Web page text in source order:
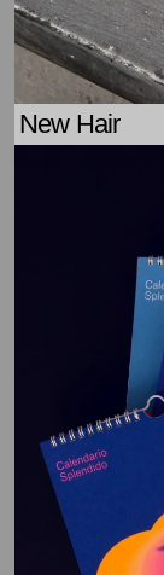
New Hair